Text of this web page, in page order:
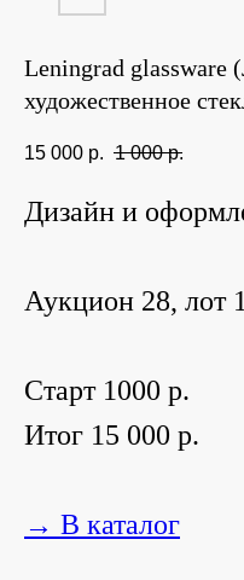
Leningrad glassware
художественное
15 000 р. 1 000 р.
Дизайн и
Аукцион 28, лот
Старт 1000 р.
Итог 15 000 р.
→ В каталог